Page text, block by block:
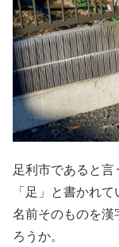
足利市であると
「足」と書かれ
名前そのものを漢
ろうか。